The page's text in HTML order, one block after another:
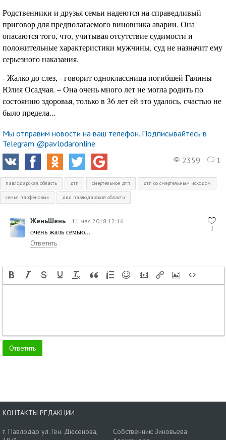
Родственники и друзья семьи надеются на справедливый
приговор для предполагаемого виновника аварии. Она
опасаются того, что, учитывая отсутствие судимости и
положительные характеристики мужчины, суд не назначит ему
серьезного наказания.
- Жалко до слез, - говорит одноклассница погибшей Галины
Юлия Осадчая. – Она очень много лет не могла родить по
состоянию здоровья, только в 36 лет ей это удалось, счастью не
было предела...
Мы отправим новости на ваш телефон. Подписывайтесь в
Telegram @pavlodaronline
2359
1
павлодарская область дтп смертельное дтп дтп со смертельным исходом
семья парфеновых двд павлодарской области
1
ЖеньШень 11 мая 2018 12:16
очень жаль семью...
Ответить
КОНТАКТЫ РЕДАКЦИИ
г. Павлодар ул. Ген. Дюсенова,
Собственник: Зиновьева